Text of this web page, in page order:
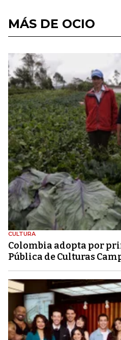
MÁS DE OCIO
CULTURA
Colombia adopta por
Pública de Culturas